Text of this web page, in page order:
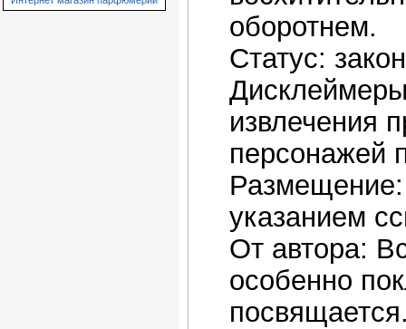
оборотнем.
Статус:
извлечения
персонажей
Размещение:
указанием
От автора:
особенно